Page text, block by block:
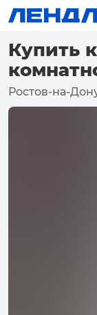
Купить
Ростов-на-